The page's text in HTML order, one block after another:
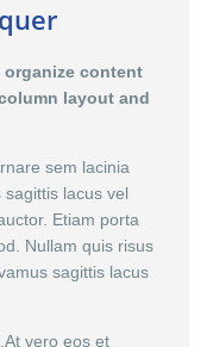
organize content
layout and
sem lacinia
lacus vel
Etiam porta
Nullam quis risus
sagittis lacus
vero eos et